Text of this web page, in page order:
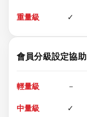
✓
會員分級設定協助
－
✓